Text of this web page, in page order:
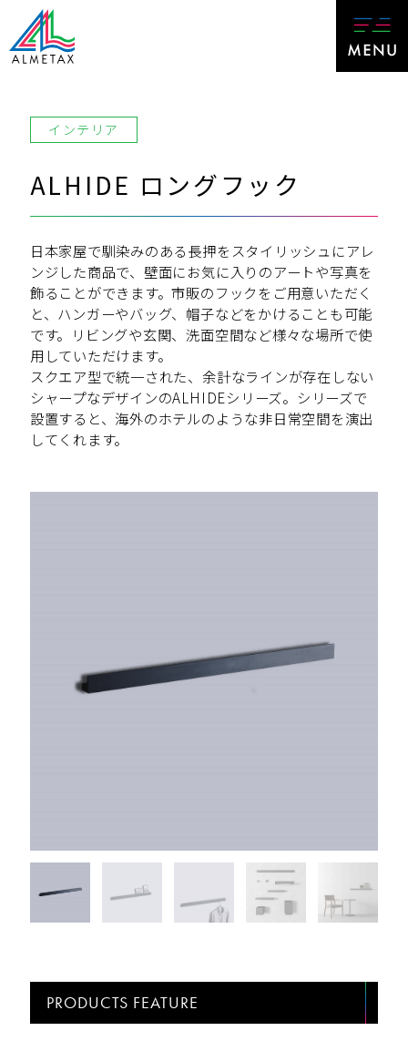
インテリア
ALHIDE ロングフック
日本家屋で馴染みのある長押をスタイリッシュにアレ
ンジした商品で、壁面にお気に入りのアートや写真を
飾ることができます。市販のフックをご用意いただく
と、ハンガーやバッグ、帽子などをかけることも可能
です。リビングや玄関、洗面空間など様々な場所で使
用していただけます。
スクエア型で統一された、余計なラインが存在しない
シャープなデザインのALHIDEシリーズ。シリーズで
設置すると、海外のホテルのような非日常空間を演出
してくれます。
PRODUCTS FEATURE